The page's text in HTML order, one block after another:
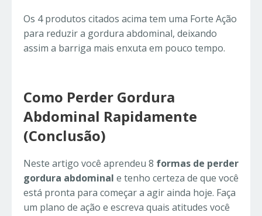
Os 4 produtos citados acima tem uma Forte Ação
para reduzir a gordura abdominal, deixando
assim a barriga mais enxuta em pouco tempo.
Como Perder Gordura
Abdominal Rapidamente
(Conclusão)
Neste artigo você aprendeu 8 formas de perder
gordura abdominal e tenho certeza de que você
está pronta para começar a agir ainda hoje. Faça
um plano de ação e escreva quais atitudes você